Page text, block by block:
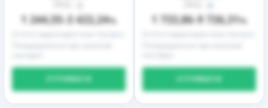
1 244,55– 3 422,24%
ОТРИМАТИ
1 733,86– 9 726,31%
ОТРИМАТИ